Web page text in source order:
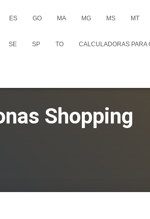
ES GO MA MG MS MT
SE SP TO CALCULADORAS PARA
Shopping